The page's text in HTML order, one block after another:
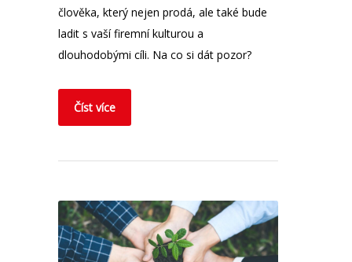
člověka, který nejen prodá, ale také bude
ladit s vaší firemní kulturou a
dlouhodobými cíli. Na co si dát pozor?
Číst více